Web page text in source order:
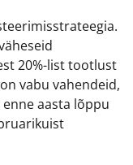
20%-list tootlust
vabu vahendeid,
aasta lõppu